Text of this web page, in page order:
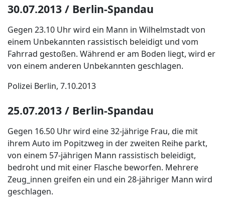
30.07.2013 / Berlin-Spandau
Gegen 23.10 Uhr wird ein Mann in Wilhelmstadt von
einem Unbekannten rassistisch beleidigt und vom
Fahrrad gestoßen. Während er am Boden liegt, wird er
von einem anderen Unbekannten geschlagen.
Polizei Berlin, 7.10.2013
25.07.2013 / Berlin-Spandau
Gegen 16.50 Uhr wird eine 32-jährige Frau, die mit
ihrem Auto im Popitzweg in der zweiten Reihe parkt,
von einem 57-jährigen Mann rassistisch beleidigt,
bedroht und mit einer Flasche beworfen. Mehrere
Zeug_innen greifen ein und ein 28-jähriger Mann wird
geschlagen.